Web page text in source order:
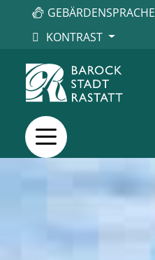
GEBÄRDENSPRACHE
KONTRAST